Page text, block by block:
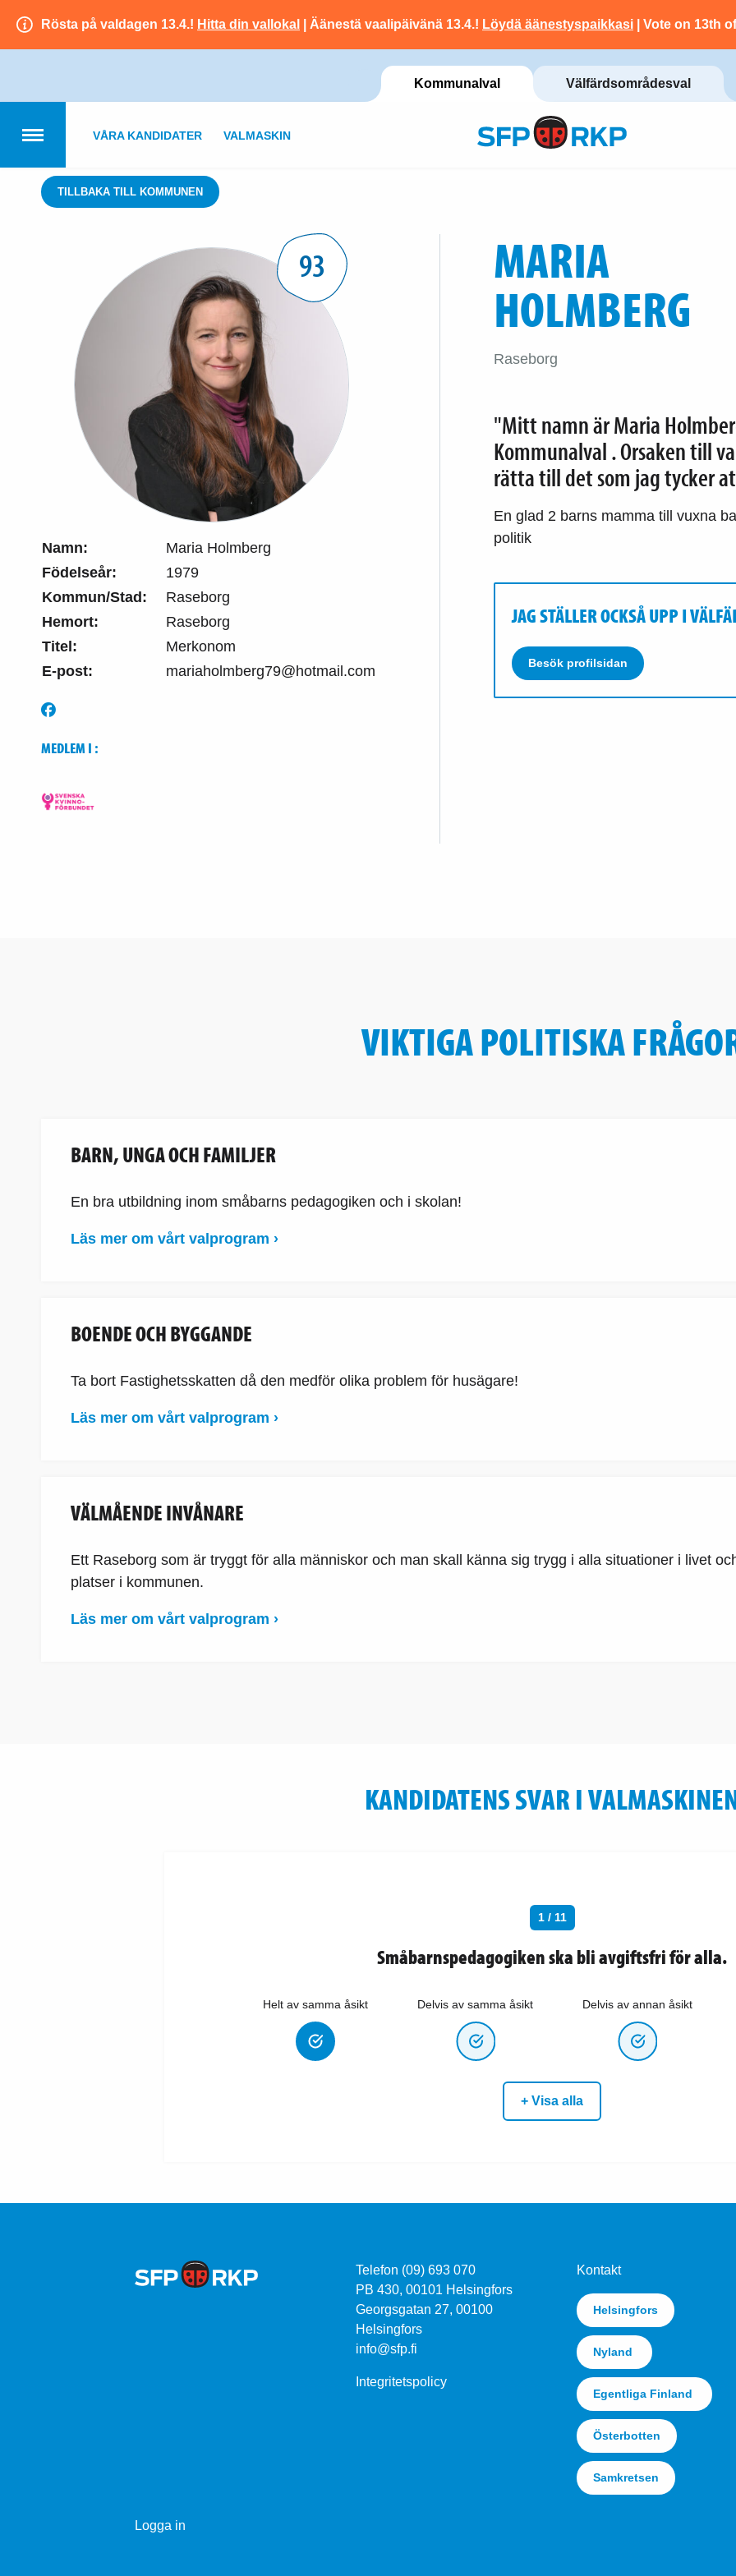
Rösta på valdagen 13.4.! Hitta din vallokal | Äänestä vaalipäivänä 13.4.! Löydä äänestyspaikkasi | Vote on 13th
Kommunalval Välfärdsområdesval
VÅRA KANDIDATER VALMASKIN
TILLBAKA TILL KOMMUNEN
93
Namn:
Maria Holmberg
Födelseår:
1979
Kommun/Stad:
Raseborg
Hemort:
Raseborg
Titel:
Merkonom
E-post:
mariaholmberg79@hotmail.com
MEDLEM I :
MARIA
HOLMBERG
Raseborg
"Mitt namn är Maria
Kommunalval . Orsaken till
rätta till det som jag tycker
En glad 2 barns mamma till vuxna
politik
JAG STÄLLER OCKSÅ UPP I
Besök profilsidan
VIKTIGA POLITISKA
BARN, UNGA OCH FAMILJER
En bra utbildning inom småbarns pedagogiken och i skolan!
Läs mer om vårt valprogram ›
BOENDE OCH BYGGANDE
Ta bort Fastighetsskatten då den medför olika problem för husägare!
Läs mer om vårt valprogram ›
VÄLMÅENDE INVÅNARE
Ett Raseborg som är tryggt för alla människor och man skall känna sig trygg i alla situationer i livet
platser i kommunen.
Läs mer om vårt valprogram ›
KANDIDATENS SVAR I
1 / 11
Småbarnspedagogiken ska bli avgiftsfri för alla.
Helt av samma åsikt Delvis av samma åsikt Delvis av annan åsikt
+ Visa alla
Telefon (09) 693 070
PB 430, 00101 Helsingfors
Georgsgatan 27, 00100
Helsingfors
info@sfp.fi
Integritetspolicy
Kontakt
Helsingfors
Nyland
Egentliga Finland
Österbotten
Samkretsen
Logga in